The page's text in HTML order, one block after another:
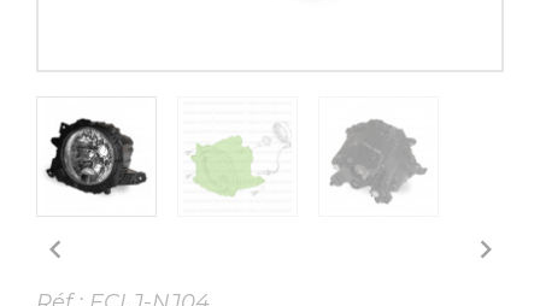
 